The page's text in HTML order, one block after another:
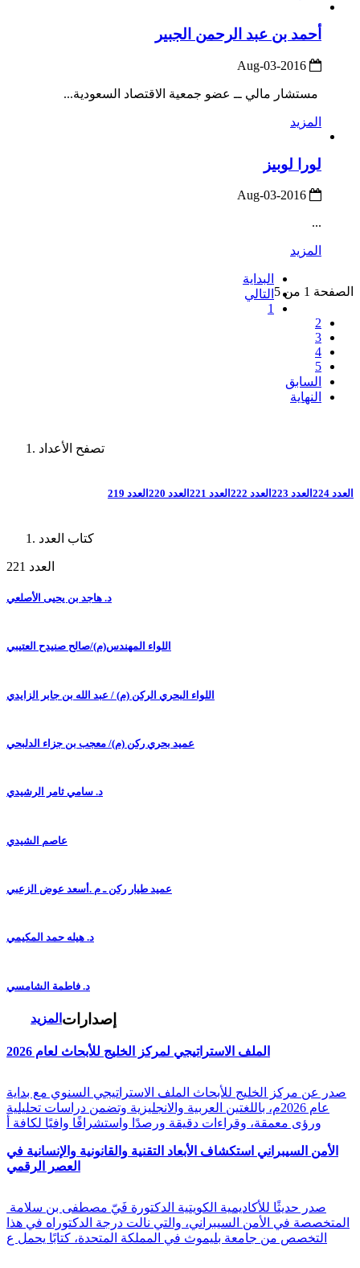
أحمد بن عبد الرحمن الجبير
مستشار مالي ــ عضو جمعية الاقتصاد السعودية...
المزيد
لورا لوبيز
...
المزيد
الصفحة 1 من 5
البداية
التالي
1
2
3
4
5
السابق
النهاية
تصفح الأعداد
العدد 224 العدد 223 العدد 222 العدد 221 العدد 220 العدد 219
كتاب العدد
العدد 221
د. هاجد بن يحيى الأصلعي
اللواء المهندس(م)/صالح صنيدح العتيبي
اللواء البحري الركن (م) / عبد الله بن جابر الزايدي
عميد بحري ركن (م)/ معجب بن جزاء الدلبحي
د. سامي ثامر الرشيدي
عاصم الشيدي
عميد طيار ركن ـ م .أسعد عوض الزعبي
د. هيله حمد المكيمي
د. فاطمة الشامسي
المزيد إصدارات
الملف الاستراتيجي لمركز الخليج للأبحاث لعام 2026
صدر عن مركز الخليج للأبحاث الملف الاستراتيجي السنوي مع بداية
عام 2026م، باللغتين العربية والانجليزية وتضمن دراسات تحليلية
ورؤى معمقة، وقراءات دقيقة ورصدًا واستشرافًا وافيًا لكافة أ
الأمن السيبراني استكشاف الأبعاد التقنية والقانونية والإنسانية في
العصر الرقمي
المتخصصة في الأمن السيبراني، والتي نالت درجة الدكتوراه في هذا
التخصص من جامعة بليموث في المملكة المتحدة، كتابًا يحمل ع